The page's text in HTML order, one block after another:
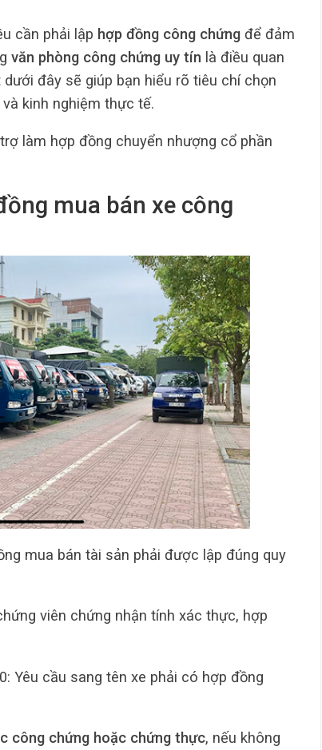
cần phải lập hợp đồng công chứng để đảm
văn phòng công chứng uy tín là điều quan
đây sẽ giúp bạn hiểu rõ tiêu chí chọn
kinh nghiệm thực tế.
làm hợp đồng chuyển nhượng cổ phần
mua bán xe công
mua bán tài sản phải được lập đúng quy
viên chứng nhận tính xác thực, hợp
Yêu cầu sang tên xe phải có hợp đồng
công chứng hoặc chứng thực, nếu không